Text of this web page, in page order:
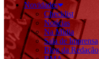
Novidades
Checklist
Notícias
Na Mídia
Sala de Imprensa
Blog da Redação